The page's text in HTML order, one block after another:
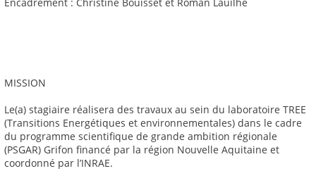
Encadrement : Christine Bouisset et Roman Lauilhé
MISSION
Le(a) stagiaire réalisera des travaux au sein du laboratoire TREE
(Transitions Energétiques et environnementales) dans le cadre
du programme scientifique de grande ambition régionale
(PSGAR) Grifon financé par la région Nouvelle Aquitaine et
coordonné par l’INRAE.